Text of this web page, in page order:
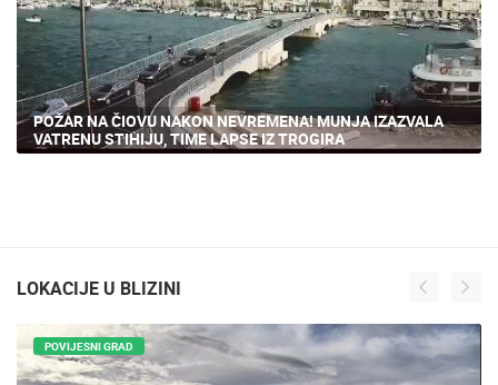
POŽAR NA ČIOVU NAKON NEVREMENA! MUNJA IZAZVALA
VATRENU STIHIJU, TIME LAPSE IZ TROGIRA
LOKACIJE U BLIZINI
POVIJESNI GRAD